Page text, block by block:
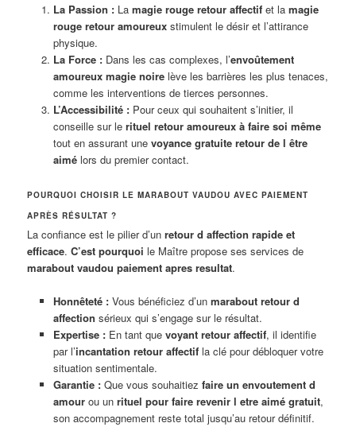
La Passion :La magie rouge retour affectifet la magie
rouge retour amoureuxstimulent le désir et l’attirance
physique.
La Force :Dans les cas complexes, l’envoûtement
amoureux magie noirelève les barrières les plus tenaces,
comme les interventions de tierces personnes.
L’Accessibilité :Pour ceux qui souhaitent s’initier, il
conseille sur le rituel retour amoureux à faire soi même
tout en assurant une voyance gratuite retour de l être
aimélors du premier contact.
POURQUOI CHOISIR LE MARABOUT VAUDOU AVEC PAIEMENT
APRÈS RÉSULTAT ?
La confiance est le pilier d’unretour d affection rapide et
efficace.C’est pourquoi le Maître propose ses services de
marabout vaudou paiement apres resultat.
Honnêteté :Vous bénéficiez d’un marabout retour d
affection sérieux qui s’engage sur le résultat.
Expertise :En tant que voyant retour affectif, il identifie
par l’incantation retour affectifla clé pour débloquer votre
situation sentimentale.
Garantie :Que vous souhaitiez faire un envoutement d
amourou un rituel pour faire revenir l etre aimé gratuit,
son accompagnement reste total jusqu’au retour définitif.